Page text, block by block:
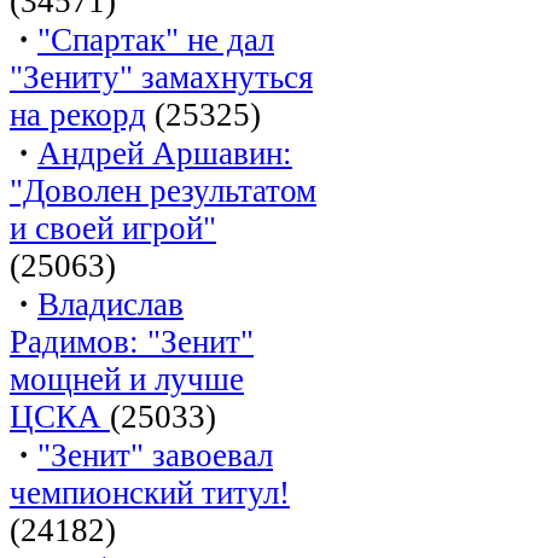
· "Спартак" не дал
"Зениту" замахнуться
на рекорд (25325)
· Андрей Аршавин:
"Доволен результатом
и своей игрой"
(25063)
· Владислав
Радимов: "Зенит"
мощней и лучше
ЦСКА (25033)
· "Зенит" завоевал
чемпионский титул!
(24182)